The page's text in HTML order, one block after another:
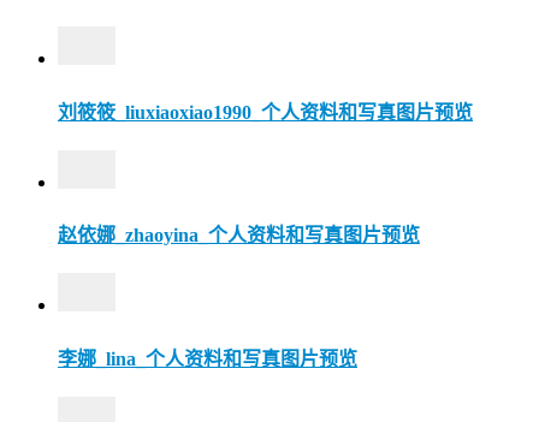
刘筱筱_liuxiaoxiao1990_个人资料和写真图片预览
赵依娜_zhaoyina_个人资料和写真图片预览
李娜_lina_个人资料和写真图片预览